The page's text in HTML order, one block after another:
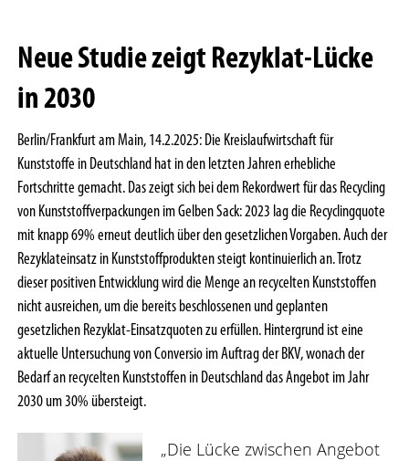
Neue Studie zeigt Rezyklat-Lücke
in 2030
Berlin/Frankfurt am Main, 14.2.2025: Die Kreislaufwirtschaft für
Kunststoffe in Deutschland hat in den letzten Jahren erhebliche
Fortschritte gemacht. Das zeigt sich bei dem Rekordwert für das Recycling
von Kunststoffverpackungen im Gelben Sack: 2023 lag die Recyclingquote
mit knapp 69% erneut deutlich über den gesetzlichen Vorgaben. Auch der
Rezyklateinsatz in Kunststoffprodukten steigt kontinuierlich an. Trotz
dieser positiven Entwicklung wird die Menge an recycelten Kunststoffen
nicht ausreichen, um die bereits beschlossenen und geplanten
gesetzlichen Rezyklat-Einsatzquoten zu erfüllen. Hintergrund ist eine
aktuelle Untersuchung von Conversio im Auftrag der BKV, wonach der
Bedarf an recycelten Kunststoffen in Deutschland das Angebot im Jahr
2030 um 30% übersteigt.
„Die Lücke zwischen Angebot